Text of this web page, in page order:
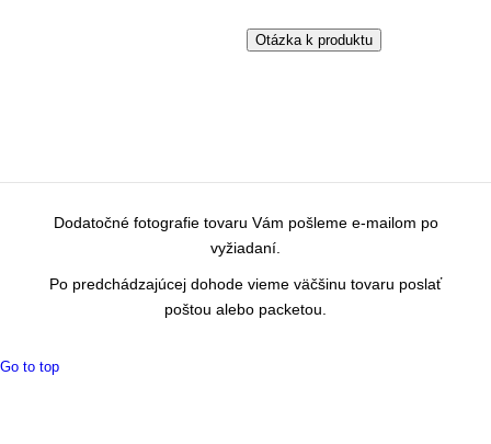
Otázka k produktu
Dodatočné fotografie tovaru Vám pošleme e-mailom po
vyžiadaní.
Po predchádzajúcej dohode vieme väčšinu tovaru poslať
poštou alebo packetou.
Go to top